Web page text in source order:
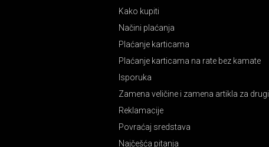
Kako kupiti
Načini plaćanja
Plaćanje karticama
Plaćanje karticama na rate bez kamate
Isporuka
Zamena veličine i zamena artikla za drugi
Reklamacije
Povraćaj sredstava
Najčešća pitanja